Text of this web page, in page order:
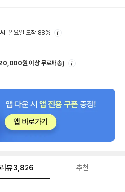
일요일 도착 88%
원 이상 무료배송)
리뷰3,826 추천